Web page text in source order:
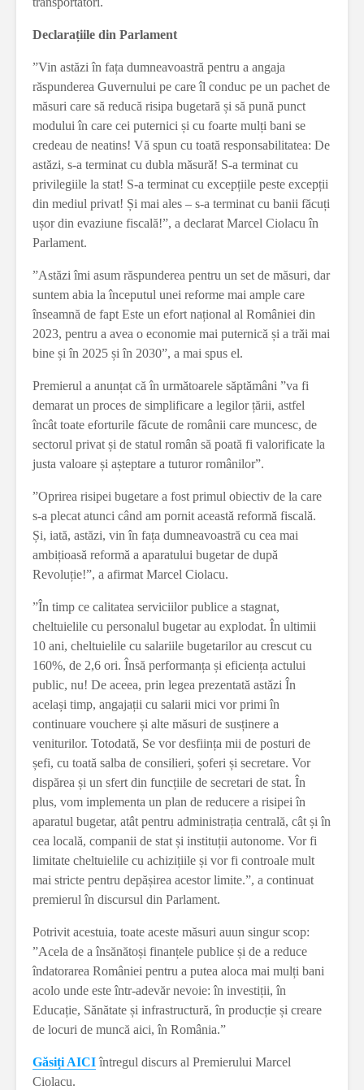
Declarațiile din Parlament
”Vin astăzi în fața dumneavoastră pentru a angaja
răspunderea Guvernului pe care îl conduc pe un pachet de
măsuri care să reducă risipa bugetară și să pună punct
modului în care cei puternici și cu foarte mulți bani se
credeau de neatins! Vă spun cu toată responsabilitatea: De
astăzi, s-a terminat cu dubla măsură! S-a terminat cu
privilegiile la stat! S-a terminat cu excepțiile peste excepții
din mediul privat! Și mai ales – s-a terminat cu banii făcuți
ușor din evaziune fiscală!”, a declarat Marcel Ciolacu în
Parlament.
”Astăzi îmi asum răspunderea pentru un set de măsuri, dar
suntem abia la începutul unei reforme mai ample care
înseamnă de fapt Este un efort național al României din
2023, pentru a avea o economie mai puternică și a trăi mai
bine și în 2025 și în 2030”, a mai spus el.
Premierul a anunțat că în următoarele săptămâni ”va fi
demarat un proces de simplificare a legilor țării, astfel
încât toate eforturile făcute de românii care muncesc, de
sectorul privat și de statul român să poată fi valorificate la
justa valoare și așteptare a tuturor românilor”.
”Oprirea risipei bugetare a fost primul obiectiv de la care
s-a plecat atunci când am pornit această reformă fiscală.
Și, iată, astăzi, vin în fața dumneavoastră cu cea mai
ambițioasă reformă a aparatului bugetar de după
Revoluție!”, a afirmat Marcel Ciolacu.
”În timp ce calitatea serviciilor publice a stagnat,
cheltuielile cu personalul bugetar au explodat. În ultimii
10 ani, cheltuielile cu salariile bugetarilor au crescut cu
160%, de 2,6 ori. Însă performanța și eficiența actului
public, nu! De aceea, prin legea prezentată astăzi În
același timp, angajații cu salarii mici vor primi în
continuare vouchere și alte măsuri de susținere a
veniturilor. Totodată, Se vor desființa mii de posturi de
șefi, cu toată salba de consilieri, șoferi și secretare. Vor
dispărea și un sfert din funcțiile de secretari de stat. În
plus, vom implementa un plan de reducere a risipei în
aparatul bugetar, atât pentru administrația centrală, cât și în
cea locală, companii de stat și instituții autonome. Vor fi
limitate cheltuielile cu achizițiile și vor fi controale mult
mai stricte pentru depășirea acestor limite.”, a continuat
premierul în discursul din Parlament.
Potrivit acestuia, toate aceste măsuri auun singur scop:
”Acela de a însănătoși finanțele publice și de a reduce
îndatorarea României pentru a putea aloca mai mulți bani
acolo unde este într-adevăr nevoie: în investiții, în
Educație, Sănătate și infrastructură, în producție și creare
de locuri de muncă aici, în România.”
Găsiți AICIîntregul discurs al Premierului Marcel
Ciolacu.